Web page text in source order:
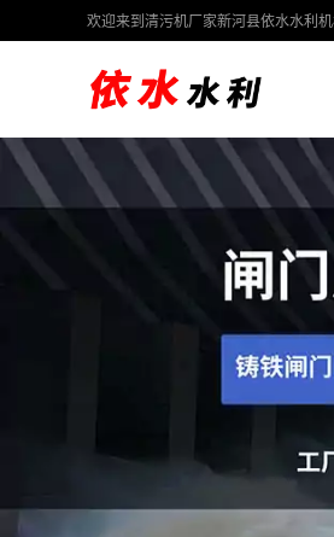
欢迎来到清污机厂家新河县依水水利